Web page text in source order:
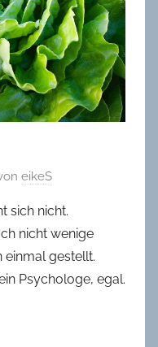
eikeS
sich nicht.
nicht wenige
einmal gestellt.
Psychologe, egal.